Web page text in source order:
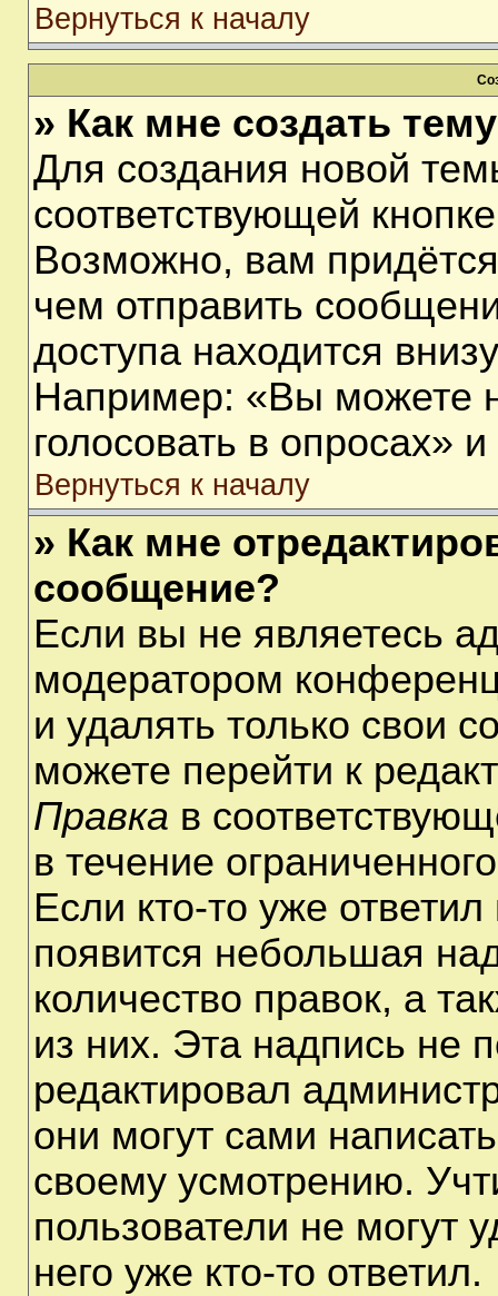
Вернуться к началу
» Как мне создать
Для создания новой
соответствующей
Возможно, вам
чем отправить
доступа находится
Например: «Вы можете
голосовать в опросах» и
Вернуться к началу
» Как мне
сообщение?
Если вы не являетесь
модератором
и удалять только свои
можете перейти к
Правка в
в течение
Если кто-то уже
появится небольшая
количество правок, а
из них. Эта надпись не
редактировал
они могут сами
своему усмотрению.
пользователи не могут
него уже кто-то ответил.